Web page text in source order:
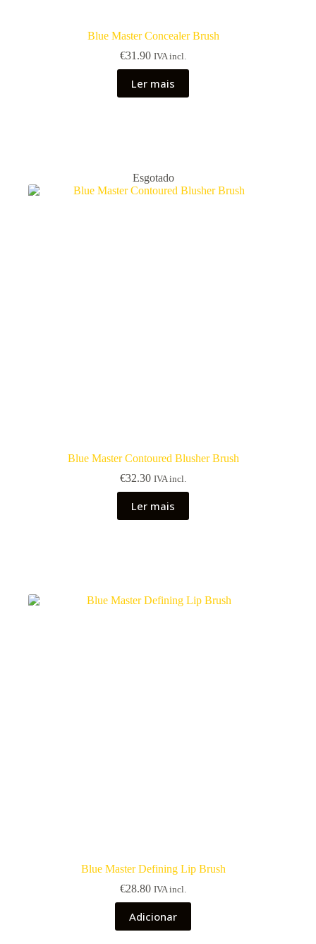
Blue Master Concealer Brush
€31.90 IVA incl.
Ler mais
Esgotado
Blue Master Contoured Blusher Brush
€32.30 IVA incl.
Ler mais
Blue Master Defining Lip Brush
€28.80 IVA incl.
Adicionar